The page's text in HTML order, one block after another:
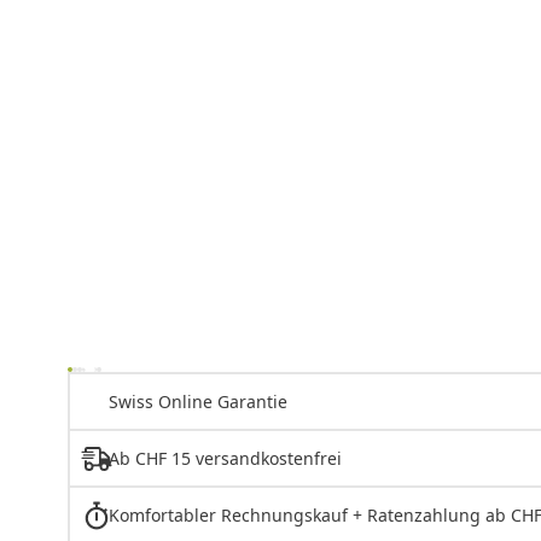
Swiss Online Garantie
Ab CHF 15 versandkostenfrei
Komfortabler Rechnungskauf + Ratenzahlung ab